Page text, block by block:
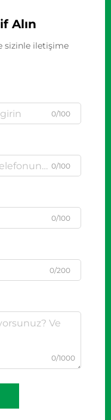
Alın
sizinle iletişime
0/100
0/100
0/100
0/200
0/1000